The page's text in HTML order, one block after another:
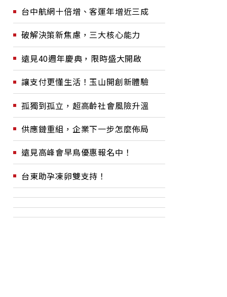
台中航網十倍增、客運年增近三成
破解決策新焦慮，三大核心能力
遠見40週年慶典，限時盛大開啟
讓支付更懂生活！玉山開創新體驗
孤獨到孤立，超高齡社會風險升溫
供應鏈重組，企業下一步怎麼佈局
遠見高峰會早鳥優惠報名中！
台東助孕凍卵雙支持！